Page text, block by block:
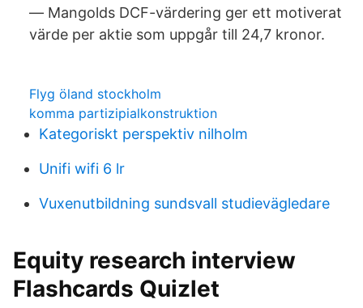
— Mangolds DCF-värdering ger ett motiverat
värde per aktie som uppgår till 24,7 kronor.
Flyg öland stockholm
komma partizipialkonstruktion
Kategoriskt perspektiv nilholm
Unifi wifi 6 lr
Vuxenutbildning sundsvall studievägledare
Equity research interview
Flashcards Quizlet